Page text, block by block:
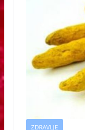
ZDRAVLJE